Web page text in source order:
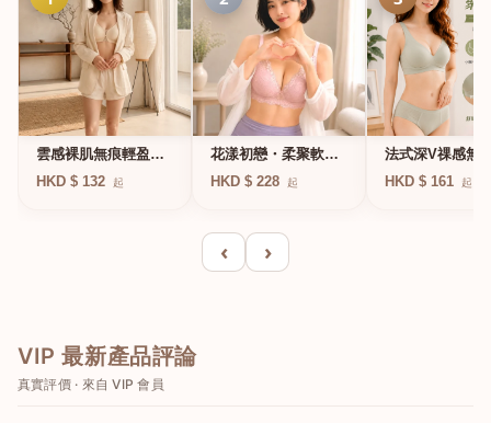
雲感裸肌無痕輕盈無
鋼圈內衣
HKD $ 132 起
花漾初戀・柔聚軟鋼
圈蕾絲內衣
HKD $ 228 起
法式深V祼感無
凍軟支撐條無鋼
HKD $ 161 起
‹ ›
VIP 最新產品評論
真實評價 · 來自 VIP 會員